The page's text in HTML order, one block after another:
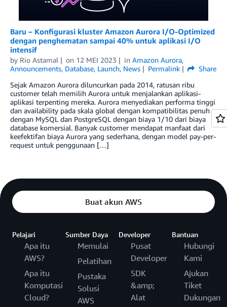
Baru – Konfigurasi kluster Amazon Aurora I/O-Optimized
dengan penghematan sampai 40% untuk aplikasi I/O
intensif
by Rio Astamal on 12 MEI 2023 in Amazon Aurora,
Announcements, Database, Launch, News Permalink
Share
Sejak Amazon Aurora diluncurkan pada 2014, ratusan ribu
customer telah memilih Aurora untuk menjalankan aplikasi-
aplikasi terpenting mereka. Aurora menyediakan performa tinggi
dan availability pada skala global dengan kompatibilitas penuh
dengan MySQL dan PostgreSQL dengan biaya 1/10 dari biaya
database komersial. Banyak customer mendapat manfaat dari
keefektifan biaya Aurora yang sederhana, dengan model pay-per-
request untuk penggunaan […]
Buat akun AWS
Pelajari
Apa itu
AWS?
Apa itu
Komputasi
Cloud?
Sumber Daya
Memulai
Pelatihan
Pustaka
Solusi
AWS
Developer
Pusat
Developer
SDK
&amp;
Alat
Bantuan
Hubungi
Kami
Ajukan
Tiket
Dukungan